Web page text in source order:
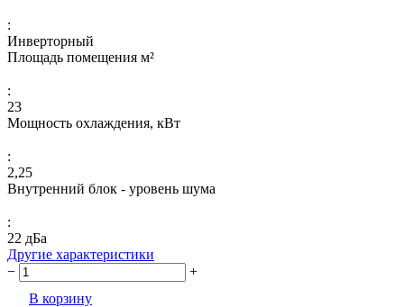
:
Инверторный
Площадь помещения м²
:
23
Мощность охлаждения, кВт
:
2,25
Внутренний блок - уровень шума
:
22 дБа
Другие характеристики
−
+
В корзину